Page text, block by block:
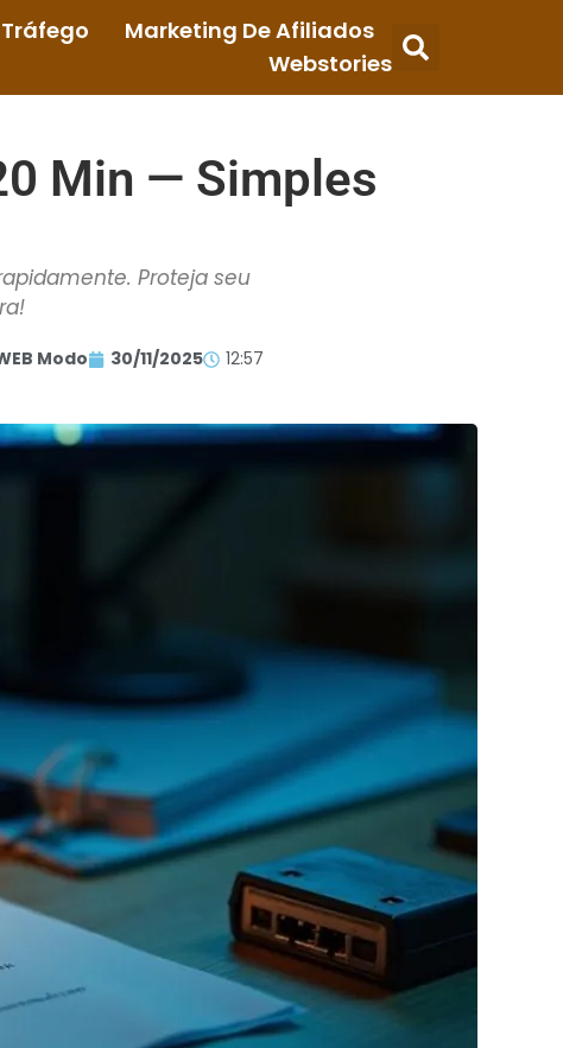
Tráfego
Marketing De Afiliados
Webstories
Min — Simples
Proteja seu
Modo 30/11/2025 12:57